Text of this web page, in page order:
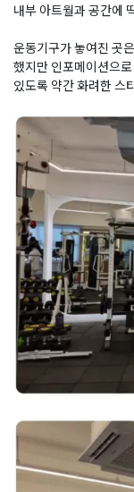
내부 아트월과 공간에
운동기구가 놓여진 곳
했지만 인포메이션으
있도록 약간 화려한 스